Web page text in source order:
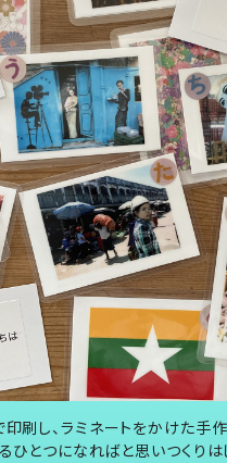
刷し、ラミネートをかけた手
ひとつになればと思いつくりは